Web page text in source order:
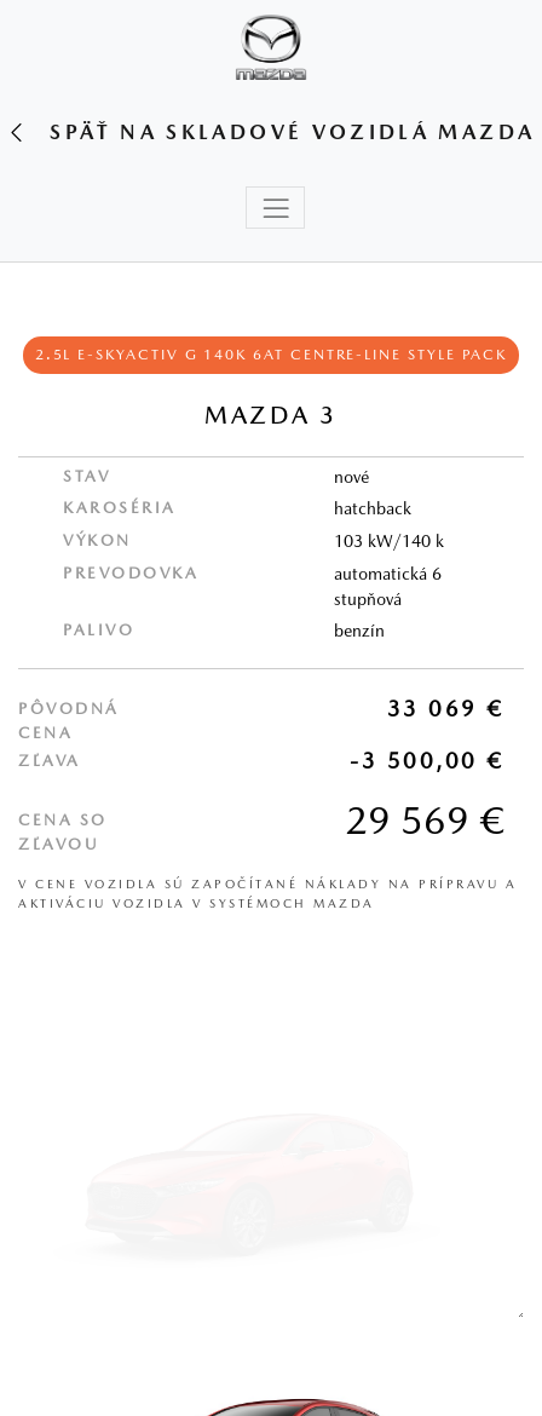
SPÄŤ NA SKLADOVÉ VOZIDLÁ MAZDA
2.5L E‑SKYACTIV G 140K 6AT CENTRE‑LINE STYLE PACK
MAZDA 3
STAV nové
KAROSÉRIA hatchback
VÝKON 103 kW/140 k
PREVODOVKA
automatická 6
stupňová
PALIVO benzín
PÔVODNÁ
CENA
33 069 €
ZĽAVA -3 500,00 €
CENA SO
ZĽAVOU
29 569 €
V CENE VOZIDLA SÚ ZAPOČÍTANÉ NÁKLADY NA PRÍPRAVU A
AKTIVÁCIU VOZIDLA V SYSTÉMOCH MAZDA